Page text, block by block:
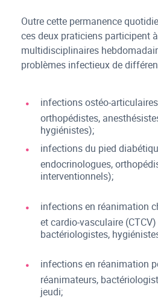
Outre cette permanence
ces deux praticiens participent
multidisciplinaires
problèmes infectieux de
infections ostéo-
orthopédistes,
hygiénistes);
infections du pied
endocrinologues,
interventionnels);
infections en réanimation
et cardio-vasculaire
bactériologistes,
infections en réanimation
réanimateurs,
jeudi;